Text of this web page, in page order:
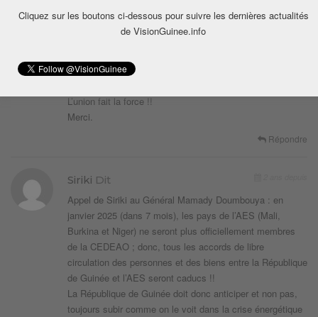
désertiques inhabitées en Mauritanie, au Mali et au Niger,
pour produire de l’énergie solaire en grande quantité !!
disposent aussi d’importantes réserves de gaz naturel
L’union fait la force !!
Merci.
Répondre
Siriki Dit
Appel de Siriki au Général Mamady Doumbouya : en
janvier 2025 (dans 7 mois), les pays de l’AES (Mali,
Burkina et Niger) ne seront plus officiellement membres
de la CEDEAO ; donc, tous les accords de libre
circulation des personnes et des biens entre la République
de Guinée et l’AES seront caducs !!
La République de Guinée doit donc anticiper et non pas,
toujours subir comme on le voit dans la crise énergétique
Cliquez sur les boutons ci-dessous pour suivre les dernières actualités
de VisionGuinee.info